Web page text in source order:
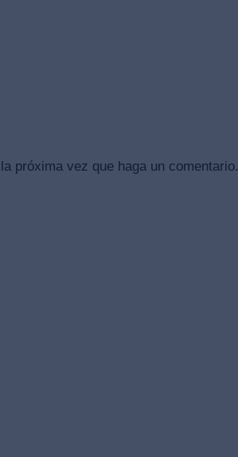
próxima vez que haga un comentario.